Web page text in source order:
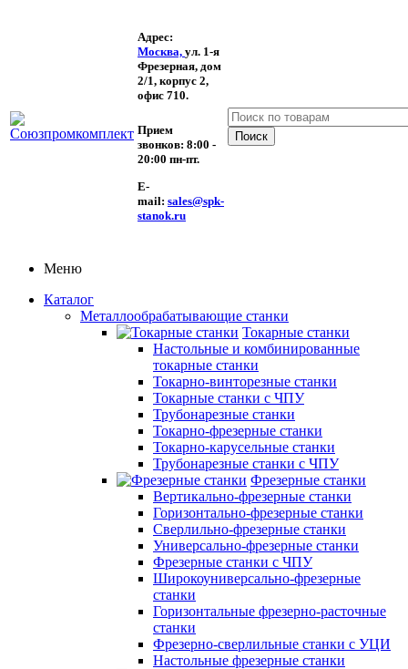
Адрес:
Москва, ул. 1-я
Фрезерная, дом
2/1, корпус 2,
офис 710.
Прием
звонков: 8:00 -
20:00 пн-пт.
E-
mail: sales@spk-
stanok.ru
Меню
Каталог
Металлообрабатывающие станки
Токарные станки
Настольные и комбинированные
токарные станки
Токарно-винторезные станки
Токарные станки с ЧПУ
Трубонарезные станки
Токарно-фрезерные станки
Токарно-карусельные станки
Трубонарезные станки с ЧПУ
Фрезерные станки
Вертикально-фрезерные станки
Горизонтально-фрезерные станки
Сверлильно-фрезерные станки
Универсально-фрезерные станки
Фрезерные станки с ЧПУ
Широкоуниверсально-фрезерные
станки
Горизонтальные фрезерно-расточные
станки
Фрезерно-сверлильные станки с УЦИ
Настольные фрезерные станки